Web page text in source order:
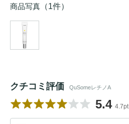
商品写真 （1件）
クチコミ評価 QuSomeレチノA
5.4 4.7pt